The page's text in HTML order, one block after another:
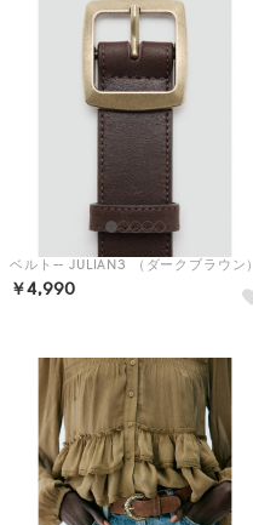
ベルト-- JULIAN3 （ダークブラウン）
￥4,990